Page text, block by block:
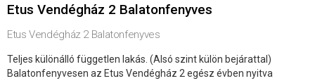
Etus Vendégház 2 Balatonfenyves
Etus Vendégház 2 Balatonfenyves
Teljes különálló független lakás. (Alsó szint külön bejárattal)
Balatonfenyvesen az Etus Vendégház 2 egész évben nyitva